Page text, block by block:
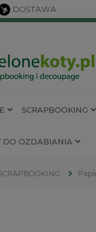
DOSTAWA
SCRAPBOOKING
DO OZDABIANIA